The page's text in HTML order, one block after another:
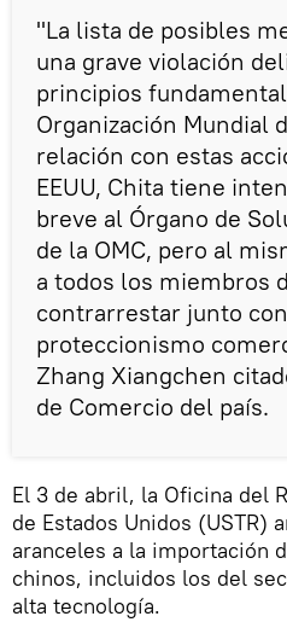
"La lista de posibles
una grave violación
principios
Organización Mundial
relación con estas
EEUU, Chita tiene
breve al Órgano de
de la OMC, pero al
a todos los miembros
contrarrestar junto
proteccionismo
Zhang Xiangchen
de Comercio del país.
El 3 de abril, la Oficina del
de Estados Unidos (USTR)
aranceles a la importación
chinos, incluidos los del
alta tecnología.